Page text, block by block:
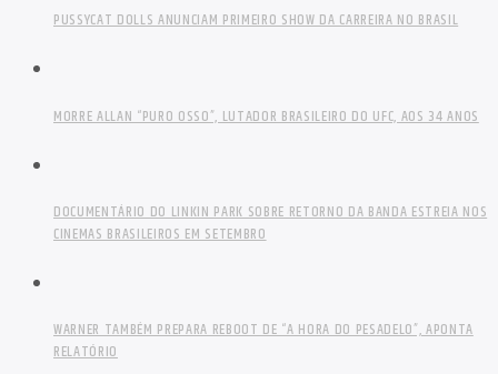
PUSSYCAT DOLLS ANUNCIAM PRIMEIRO SHOW DA CARREIRA NO BRASIL
MORRE ALLAN “PURO OSSO”, LUTADOR BRASILEIRO DO UFC, AOS 34 ANOS
DOCUMENTÁRIO DO LINKIN PARK SOBRE RETORNO DA BANDA ESTREIA NOS
CINEMAS BRASILEIROS EM SETEMBRO
WARNER TAMBÉM PREPARA REBOOT DE “A HORA DO PESADELO”, APONTA
RELATÓRIO